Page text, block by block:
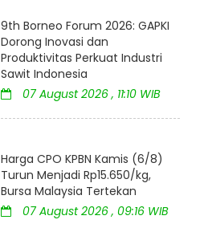
9th Borneo Forum 2026: GAPKI
Dorong Inovasi dan
Produktivitas Perkuat Industri
Sawit Indonesia
07 August 2026 , 11:10 WIB
Harga CPO KPBN Kamis (6/8)
Turun Menjadi Rp15.650/kg,
Bursa Malaysia Tertekan
07 August 2026 , 09:16 WIB